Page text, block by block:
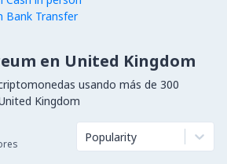
Bank Transfer
en United Kingdom
usando más de 300
Kingdom
Popularity